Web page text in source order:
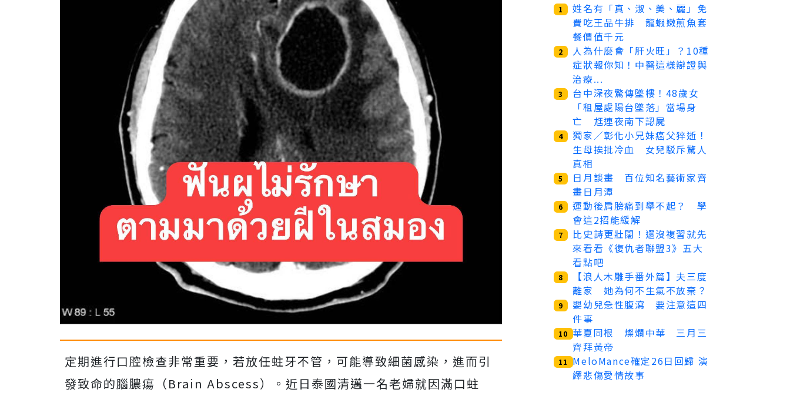
定期進行口腔檢查非常重要，若放任蛀牙不管，可能導致細菌感染，進而引
發致命的腦膿瘍（Brain Abscess）。近日泰國清邁一名老婦就因滿口蛀
1
姓名有「真、淑、美、麗」免
費吃王品牛排 龍蝦嫩煎魚套
餐價值千元
2
人為什麼會「肝火旺」？10種
症狀報你知！中醫這樣辯證與
治療...
3
台中深夜驚傳墜樓！48歲女
「租屋處陽台墜落」當場身
亡 尪連夜南下認屍
4
獨家／彰化小兄妹癌父猝逝！
生母挨批冷血 女兒駁斥驚人
真相
5
日月談畫 百位知名藝術家齊
畫日月潭
6
運動後肩膀痛到舉不起？ 學
會這2招能緩解
7
比史詩更壯闊！還沒複習就先
來看看《復仇者聯盟3》五大
看點吧
8
【浪人木雕手番外篇】夫三度
離家 她為何不生氣不放棄？
9
嬰幼兒急性腹瀉 要注意這四
件事
10 華夏同根 燦爛中華 三月三
齊拜黃帝
11
MeloMance確定26日回歸 演
繹悲傷愛情故事